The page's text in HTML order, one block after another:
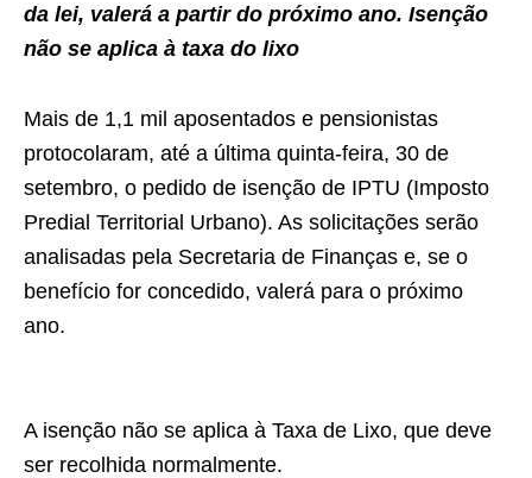
da lei, valerá a partir do próximo ano. Isenção
não se aplica à taxa do lixo
Mais de 1,1 mil aposentados e pensionistas
protocolaram, até a última quinta-feira, 30 de
setembro, o pedido de isenção de IPTU (Imposto
Predial Territorial Urbano). As solicitações serão
analisadas pela Secretaria de Finanças e, se o
benefício for concedido, valerá para o próximo
ano.
A isenção não se aplica à Taxa de Lixo, que deve
ser recolhida normalmente.